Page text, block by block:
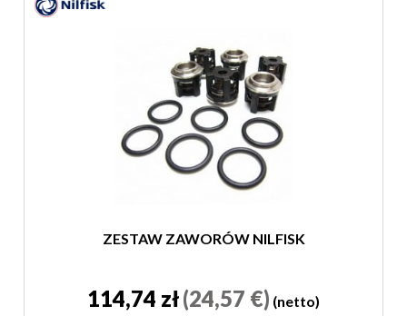
ZESTAW ZAWORÓW NILFISK
114,74 zł(24,57 €) (netto)